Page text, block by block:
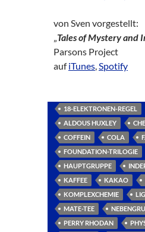
von Sven vorgestellt:
„Tales of Mystery and
Parsons Project
aufiTunes,Spotify
18-ELEKTRONEN-REGEL
ALDOUS HUXLEY
COFFEIN
COLA
FOUNDATION-TRILOGIE
HAUPTGRUPPE
KAFFEE
KAKAO
KOMPLEXCHEMIE
MATE-TEE
PERRY RHODAN